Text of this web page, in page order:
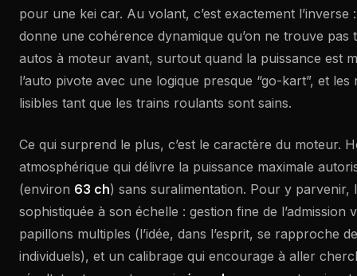
pour une kei car. Au volant, c’est exactement
donne une cohérence dynamique qu’on ne trouve pas
autos à moteur avant, surtout quand la puissance est
l’auto pivote avec une logique presque “go-kart”, et
lisibles tant que les trains roulants sont sains.
Ce qui surprend le plus, c’est le caractère du moteur.
atmosphérique qui délivre la puissance maximale
(environ 63 ch) sans suralimentation. Pour y parvenir,
sophistiquée à son échelle : gestion fine de l’admission
papillons multiples (l’idée, dans l’esprit, se rapproche
individuels), et un calibrage qui encourage à aller